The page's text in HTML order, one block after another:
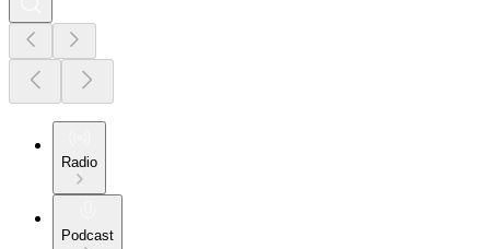
Radio
Podcast